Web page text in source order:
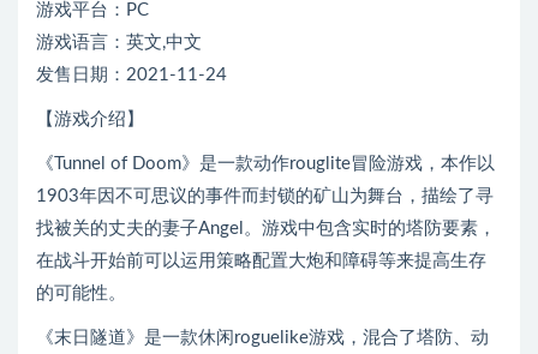
游戏平台：PC
游戏语言：英文,中文
发售日期：2021-11-24
【游戏介绍】
《Tunnel of Doom》是一款动作rouglite冒险游戏，本作以
1903年因不可思议的事件而封锁的矿山为舞台，描绘了寻
找被关的丈夫的妻子Angel。游戏中包含实时的塔防要素，
在战斗开始前可以运用策略配置大炮和障碍等来提高生存
的可能性。
《末日隧道》是一款休闲roguelike游戏，混合了塔防、动